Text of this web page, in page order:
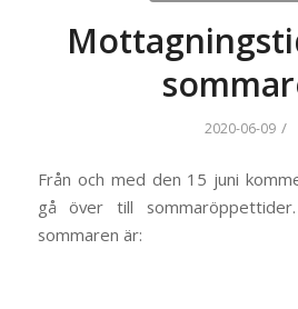
2020-06-09 /
Från och med den 15 juni
gå över till
sommaren är: